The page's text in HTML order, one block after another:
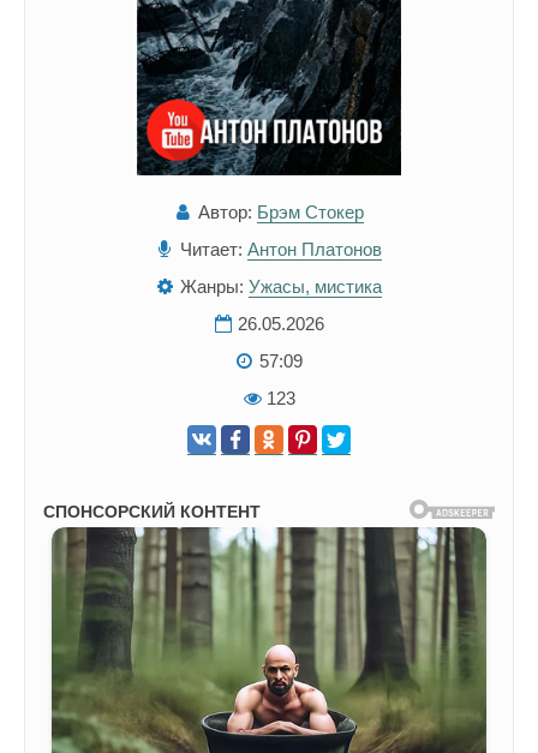
Автор: Брэм Стокер
Читает: Антон Платонов
Жанры: Ужасы, мистика
26.05.2026
57:09
123